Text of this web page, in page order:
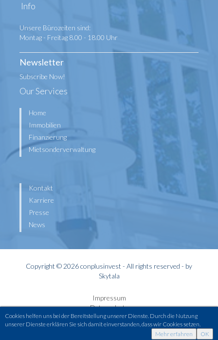
Cookies helfen uns bei der Bereitstellung unserer Dienste. Durch die Nutzung
unserer Dienste erklären Sie sich damit einverstanden, dass wir Cookies setzen.
Mehr erfahren
OK
Info
Unsere Bürozeiten sind:
Montag - Freitag 8.00 - 18.00 Uhr
Newsletter
Subscribe Now!
Our Services
Home
Immobilien
Finanzierung
Mietsonderverwaltung
Kontakt
Karriere
Presse
News
Copyright © 2026 conplusinvest - All rights reserved - by
Skytala
Impressum
Datenschutz
Widerrufsbelehrung
Kontakt